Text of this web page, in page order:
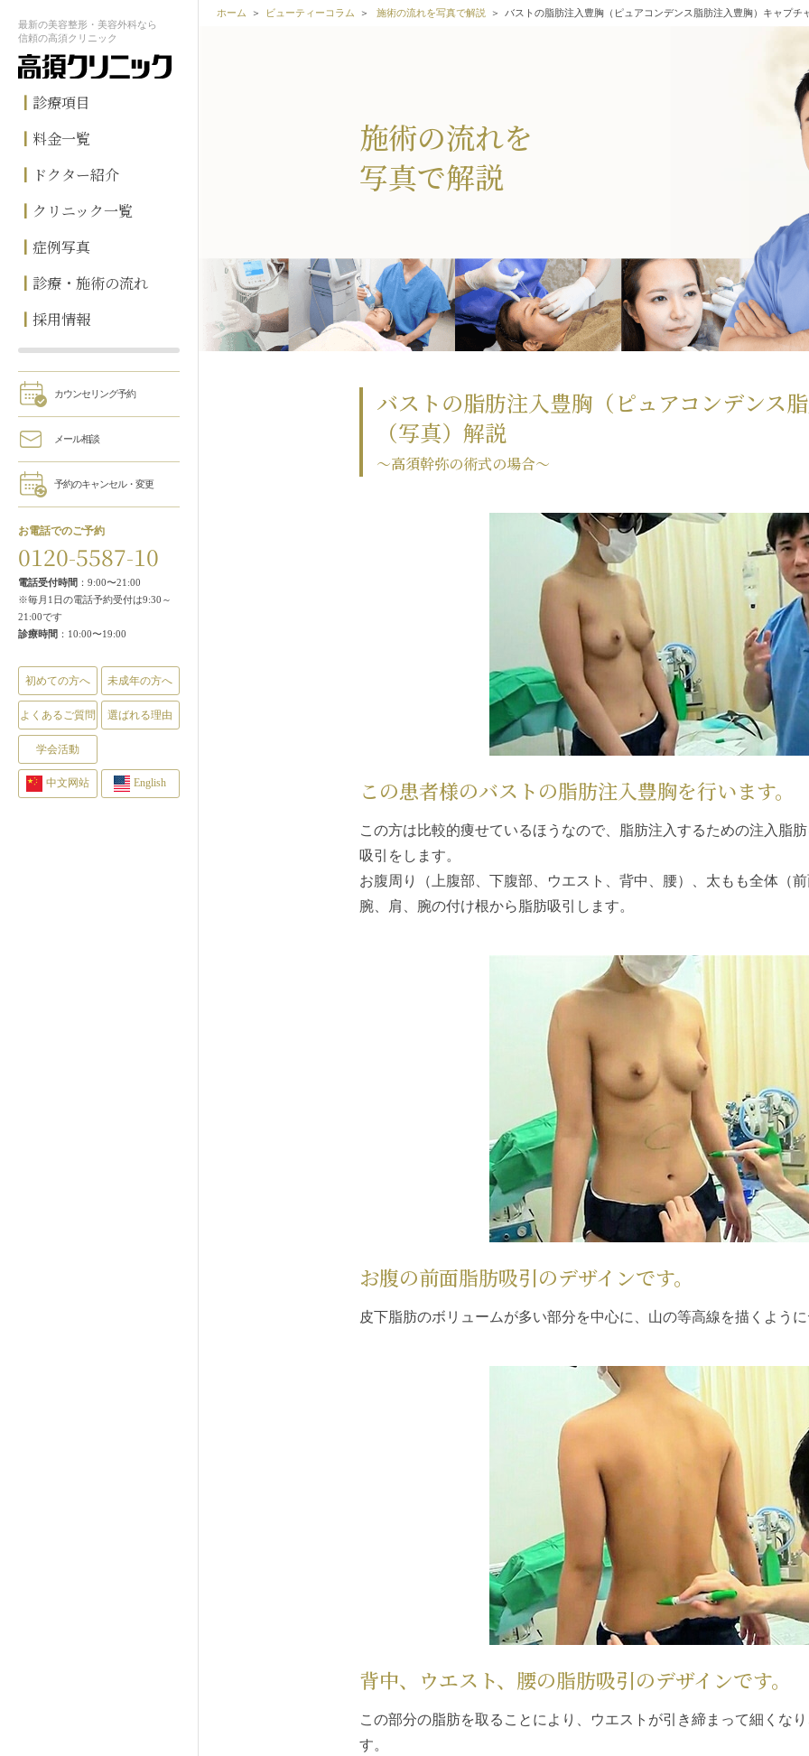
最新の美容整形・美容外科なら
信頼の高須クリニック
診療項目
料金一覧
ドクター紹介
クリニック一覧
症例写真
診療・施術の流れ
採用情報
カウンセリング予約
メール相談
予約のキャンセル・変更
お電話でのご予約
0120-5587-10
電話受付時間 ：9:00〜21:00
※毎月1日の電話予約受付は9:30～
21:00です
診療時間 ：10:00〜19:00
初めての方へ 未成年の方へ
よくあるご質問 選ばれる理由
学会活動
中文网站 English
ホーム ビューティーコラム 施術の流れを写真で解説 バストの脂肪注入豊胸（ ピュアコンデンス脂肪注入豊胸）キャプチ
施術の流れを
写真で解説
バストの脂肪注入豊胸（ピュアコンデンス
（写真）解説
～高須幹弥の術式の場合～
この患者様のバストの脂肪注入豊胸を行います。
この方は比較的痩せているほうなので、脂肪注入するための注入脂
吸引をします。
お腹周り（上腹部、下腹部、ウエスト、背中、腰）、太もも全体（
腕、肩、腕の付け根から脂肪吸引します。
お腹の前面脂肪吸引のデザインです。
皮下脂肪のボリュームが多い部分を中心に、山の等高線を描くよう
背中、ウエスト、腰の脂肪吸引のデザインです。
この部分の脂肪を取ることにより、ウエストが引き締まって細くな
す。